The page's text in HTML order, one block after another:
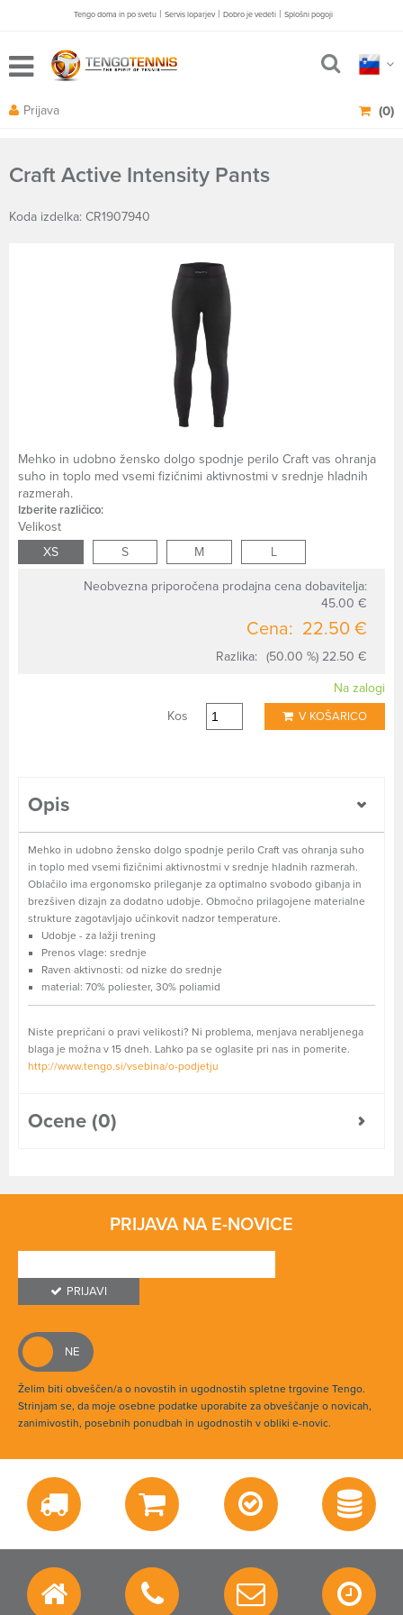
Tengo doma in po svetu | Servis loparjev | Dobro je vedeti | Splošni pogoji
(0)
Prijava
Craft Active Intensity Pants
Koda izdelka: CR1907940
Mehko in udobno žensko dolgo spodnje perilo Craft vas ohranja
suho in toplo med vsemi fizičnimi aktivnostmi v srednje hladnih
razmerah.
Izberite različico:
Velikost
XS
S M L
Neobvezna priporočena prodajna cena dobavitelja:
45.00 €
Cena: 22.50 €
Razlika: (50.00 %) 22.50 €
Na zalogi
Kos
V KOŠARICO
Opis
Mehko in udobno žensko dolgo spodnje perilo Craft vas ohranja suho
in toplo med vsemi fizičnimi aktivnostmi v srednje hladnih razmerah.
Oblačilo ima ergonomsko prileganje za optimalno svobodo gibanja in
brezšiven dizajn za dodatno udobje. Območno prilagojene materialne
strukture zagotavljajo učinkovit nadzor temperature.
Udobje - za lažji trening
Prenos vlage: srednje
Raven aktivnosti: od nizke do srednje
material: 70% poliester, 30% poliamid
Niste prepričani o pravi velikosti? Ni problema, menjava nerabljenega
blaga je možna v 15 dneh. Lahko pa se oglasite pri nas in pomerite.
http://www.tengo.si/vsebina/o-podjetju
Ocene (0)
PRIJAVA NA E-NOVICE
PRIJAVI
Želim biti obveščen/a o novostih in ugodnostih spletne trgovine Tengo.
Strinjam se, da moje osebne podatke uporabite za obveščanje o novicah,
zanimivostih, posebnih ponudbah in ugodnostih v obliki e-novic.